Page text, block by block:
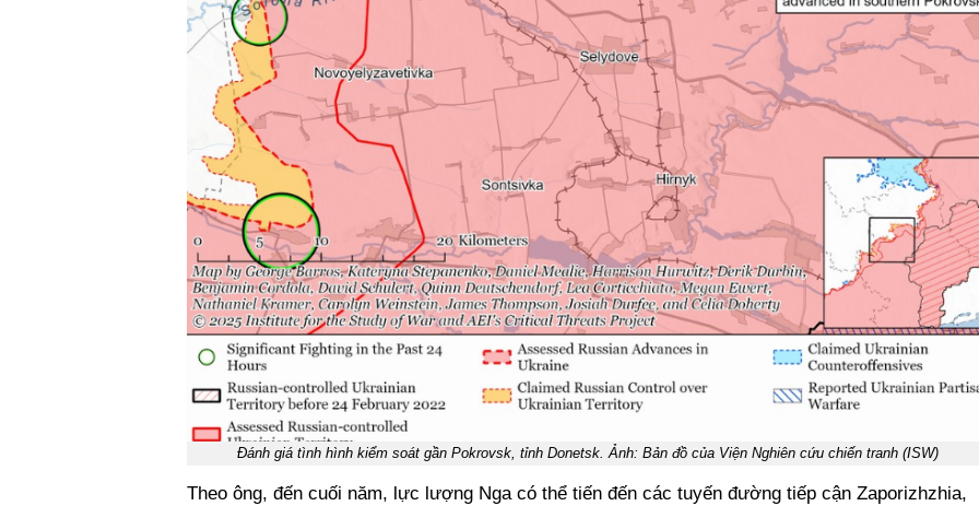
Đánh giá tình hình kiểm soát gần Pokrovsk, tỉnh Donetsk. Ảnh: Bản đồ của Viện Nghiên cứu chiến tranh (ISW)
Theo ông, đến cuối năm, lực lượng Nga có thể tiến đến các tuyến đường tiếp cận Zaporizhzhia,